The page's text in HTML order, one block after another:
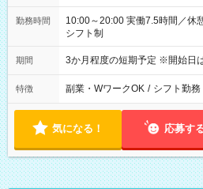
勤務時間
10:00～20:00 実働7.5時間／休憩1.5時間 営業時間に合わせた
シフト制
期間 3か月程度の短期予定 ※開始日
特徴 副業・WワークOK / シフト勤務
気になる！ 応募す